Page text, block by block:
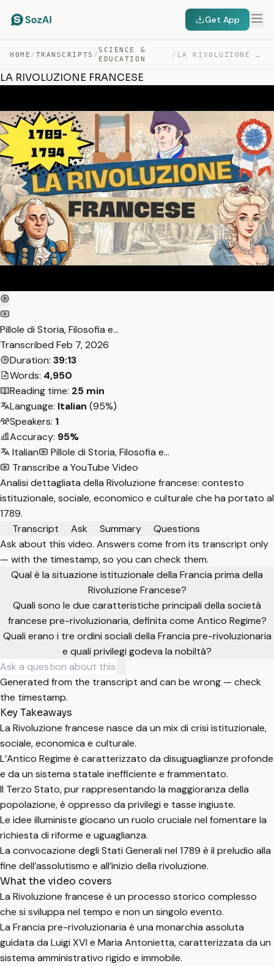
Get App
HOME / TRANSCRIPTS /
SCIENCE &
EDUCATION
/ LA RIVOLUZIONE FRANCESE — TRANSCRIPT
LA RIVOLUZIONE FRANCESE
Pillole di Storia, Filosofia e...
Transcribed Feb 7, 2026
Duration: 39:13
Words: 4,950
Reading time: 25 min
Language: Italian (95%)
Speakers: 1
Accuracy: 95%
Italian
Pillole di Storia, Filosofia e...
Transcribe a YouTube Video
Analisi dettagliata della Rivoluzione francese: contesto
istituzionale, sociale, economico e culturale che ha portato al
1789.
Transcript
Ask Summary
Questions
Ask about this video. Answers come from its transcript only
— with the timestamp, so you can check them.
Qual è la situazione istituzionale della Francia prima della
Rivoluzione Francese?
Quali sono le due caratteristiche principali della società
francese pre-rivoluzionaria, definita come Antico Regime?
Quali erano i tre ordini sociali della Francia pre-rivoluzionaria
e quali privilegi godeva la nobiltà?
Generated from the transcript and can be wrong — check
the timestamp.
Key Takeaways
La Rivoluzione francese nasce da un mix di crisi istituzionale,
sociale, economica e culturale.
L’Antico Regime è caratterizzato da disuguaglianze profonde
e da un sistema statale inefficiente e frammentato.
Il Terzo Stato, pur rappresentando la maggioranza della
popolazione, è oppresso da privilegi e tasse ingiuste.
Le idee illuministe giocano un ruolo cruciale nel fomentare la
richiesta di riforme e uguaglianza.
La convocazione degli Stati Generali nel 1789 è il preludio alla
fine dell’assolutismo e all’inizio della rivoluzione.
What the video covers
La Rivoluzione francese è un processo storico complesso
che si sviluppa nel tempo e non un singolo evento.
La Francia pre-rivoluzionaria è una monarchia assoluta
guidata da Luigi XVI e Maria Antonietta, caratterizzata da un
sistema amministrativo rigido e immobile.